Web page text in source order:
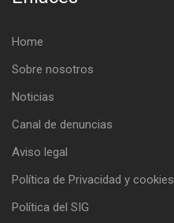
Home
Sobre nosotros
Noticias
Canal de denuncias
Aviso legal
Política de Privacidad y cookies
Política del SIG